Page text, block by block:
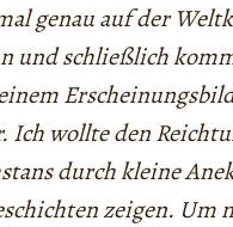
genau auf der
und schließlich
Ich wollte den
durch kleine
zeigen. Um